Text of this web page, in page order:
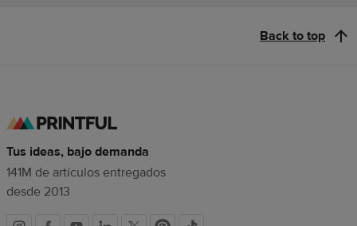
Back to top
Tus ideas, bajo demanda
141M de artículos entregados
desde 2013